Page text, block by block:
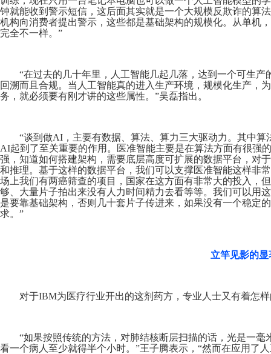
钟就能收到警示短信，这后面其实就是一个大规模反欺诈的算
机构向消费者提出警示，这些都是基础架构的规模化。从单机
完全不一样。”
“在过去的几十年里，人工智能几起几落，达到一个可生
回溯而且合规。当人工智能真的进入生产环境，规模化生产，
务，就必须要有刚才讲的这些属性。”吴磊指出。
“谈到做AI，主要有数据、算法、算力三大驱动力。其中
AI起到了至关重要的作用。医准智能主要是在算法方面有很强
强，知道如何搭建架构，需要底层高度可扩展的数据平台，对
和推理。基于这样的数据平台，我们可以支撑医准智能这样非
场上我们有两癌筛查的项目，国家在这方面有非常大的投入，
够、大量片子拍出来没有人力时间精力去看等等。我们可以用
是要靠基础架构，否则几十套片子传进来，如果没有一个稳定
求。”
立竿见影的显
对于IBM为医疗行业开出的这剂药方，专业人士又有着怎
“如果按照传统的方法，对肺结核断层扫描的话，光是一
看一个病人至少就得半个小时。”王子腾表示，“然而在应用了